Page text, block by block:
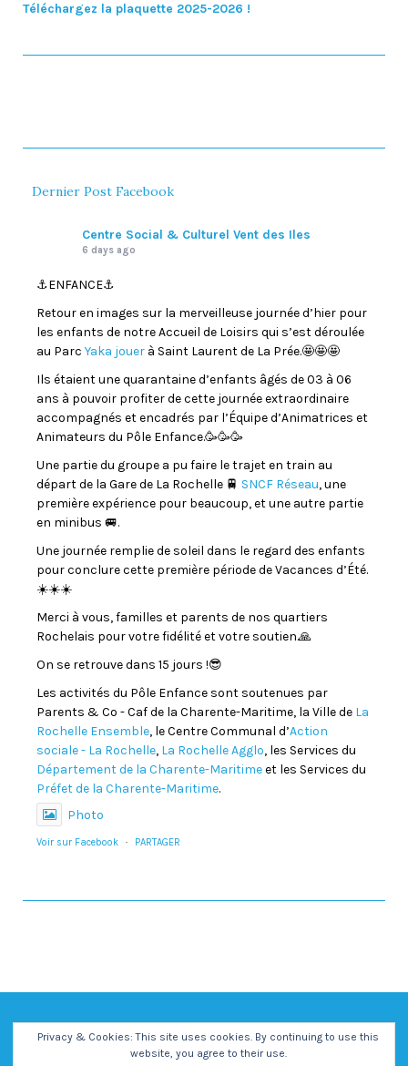
Téléchargez la plaquette 2025-2026 !
Dernier Post Facebook
Centre Social & Culturel Vent des Iles
6 days ago
⚓️ENFANCE⚓️
Retour en images sur la merveilleuse journée d’hier pour
les enfants de notre Accueil de Loisirs qui s’est déroulée
au Parc Yaka jouer à Saint Laurent de La Prée.🤩🤩🤩
Ils étaient une quarantaine d’enfants âgés de 03 à 06
ans à pouvoir profiter de cette journée extraordinaire
accompagnés et encadrés par l’Équipe d’Animatrices et
Animateurs du Pôle Enfance.🥳🥳🥳
Une partie du groupe a pu faire le trajet en train au
départ de la Gare de La Rochelle 🚆 SNCF Réseau, une
première expérience pour beaucoup, et une autre partie
en minibus 🚐.
Une journée remplie de soleil dans le regard des enfants
pour conclure cette première période de Vacances d’Été.
☀️☀️☀️
Merci à vous, familles et parents de nos quartiers
Rochelais pour votre fidélité et votre soutien.🙏
On se retrouve dans 15 jours !😎
Les activités du Pôle Enfance sont soutenues par
Parents & Co - Caf de la Charente-Maritime, la Ville de La
Rochelle Ensemble, le Centre Communal d’Action
sociale - La Rochelle, La Rochelle Agglo, les Services du
Département de la Charente-Maritimeet les Services du
Préfet de la Charente-Maritime.
Photo
Voir sur Facebook · PARTAGER
Privacy & Cookies: This site uses cookies. By continuing to use this
website, you agree to their use.